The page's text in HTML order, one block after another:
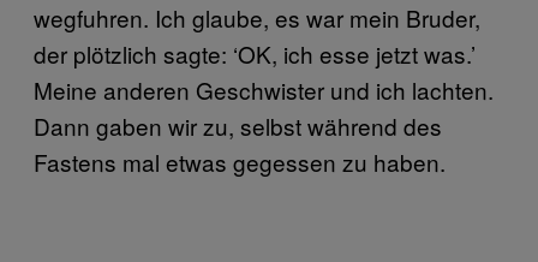
wegfuhren. Ich glaube, es war mein Bruder,
der plötzlich sagte: ‘OK, ich esse jetzt was.’
Meine anderen Geschwister und ich lachten.
Dann gaben wir zu, selbst während des
Fastens mal etwas gegessen zu haben.